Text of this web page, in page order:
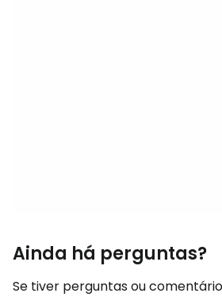
Ainda há perguntas?
Se tiver perguntas ou